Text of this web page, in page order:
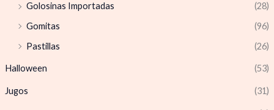
Golosinas Importadas
(28)
Gomitas
(96)
Pastillas
(26)
Halloween (53)
Jugos (31)